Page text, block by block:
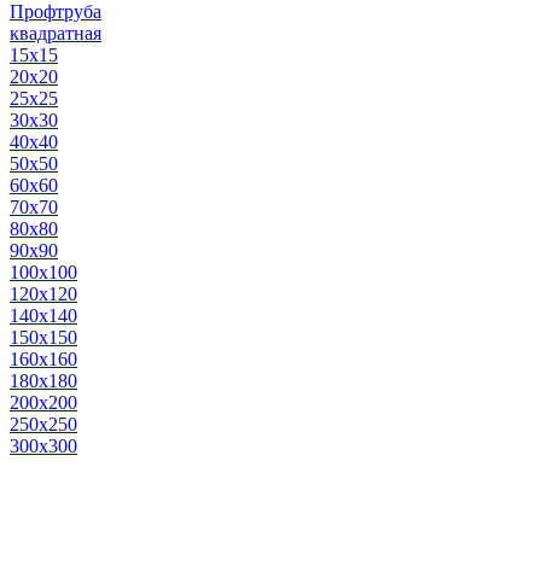
Профтруба
квадратная
15х15
20х20
25х25
30х30
40х40
50х50
60х60
70х70
80х80
90х90
100х100
120х120
140х140
150х150
160х160
180х180
200х200
250х250
300х300